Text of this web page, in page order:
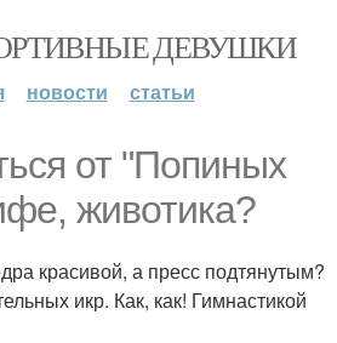
ДЕВУШКИ
новости статьи
от "Попиных
животика?
красивой, а пресс подтянутым?
икр. Как, как! Гимнастикой